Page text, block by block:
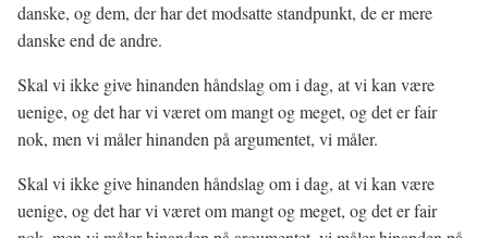
danske, og dem, der har det modsatte standpunkt, de er mere
danske end de andre.
Skal vi ikke give hinanden håndslag om i dag, at vi kan være
uenige, og det har vi været om mangt og meget, og det er fair
nok, men vi måler hinanden på argumentet, vi måler.
Skal vi ikke give hinanden håndslag om i dag, at vi kan være
uenige, og det har vi været om mangt og meget, og det er fair